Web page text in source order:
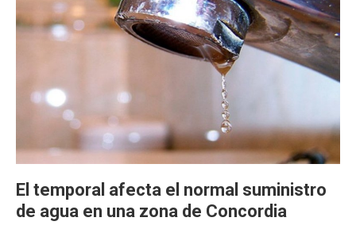
El temporal afecta el normal suministro
de agua en una zona de Concordia